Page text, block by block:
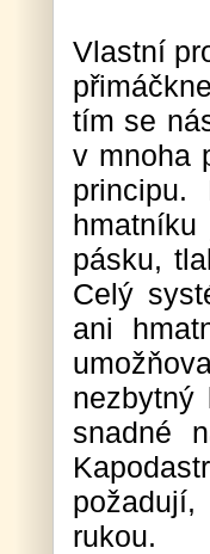
Vlastní
tím se
v mnoha
pásku,
Celý
ani
snadné
rukou.